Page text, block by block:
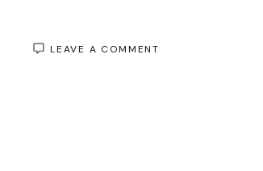
LEAVE A COMMENT